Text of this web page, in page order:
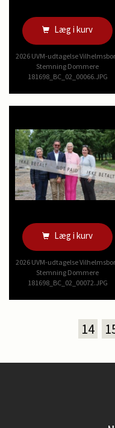
Læg i kurv
2026 UVM-udtagelse
Stemning Dommere
181698_BC_02_00066.JPG
Læg i kurv
2026 UVM-udtagelse
Stemning Dommere
181698_BC_02_00072.JPG
14